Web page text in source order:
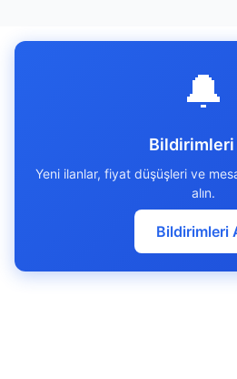
🔔
Bildirimleri
Yeni ilanlar, fiyat düşüşleri ve
alın.
Bildirimleri